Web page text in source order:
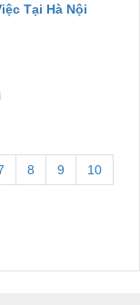
Tại Hà Nội
8 9 10